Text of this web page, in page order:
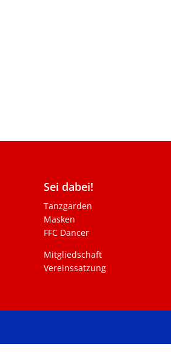
Sei dabei!
Tanzgarden
Masken
FFC Dancer
Mitgliedschaft
Vereinssatzung